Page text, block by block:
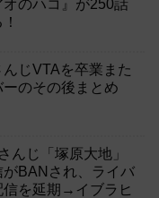
のハコ』が250話
んじVTAを卒業また
のその後まとめ
んじ「塚原大地」
BANされ、ライバ
信を延期→イブラヒ